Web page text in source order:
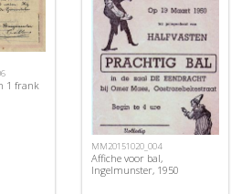
1 frank
MM20151020_004
Affiche voor bal,
Ingelmunster, 1950